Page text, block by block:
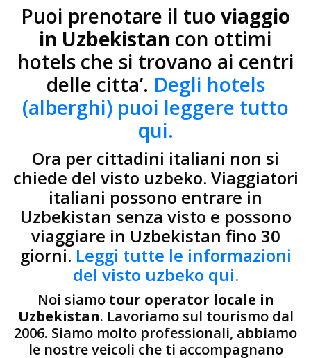
Puoi prenotare il tuo viaggio
in Uzbekistan con ottimi
hotels che si trovano ai centri
delle citta’. Degli hotels
(alberghi) puoi leggere tutto
qui.
Ora per cittadini italiani non si
chiede del visto uzbeko. Viaggiatori
italiani possono entrare in
Uzbekistan senza visto e possono
viaggiare in Uzbekistan fino 30
giorni. Leggi tutte le informazioni
del visto uzbeko qui.
Noi siamo tour operator locale in
Uzbekistan. Lavoriamo sul tourismo dal
2006. Siamo molto professionali, abbiamo
le nostre veicoli che ti accompagnano